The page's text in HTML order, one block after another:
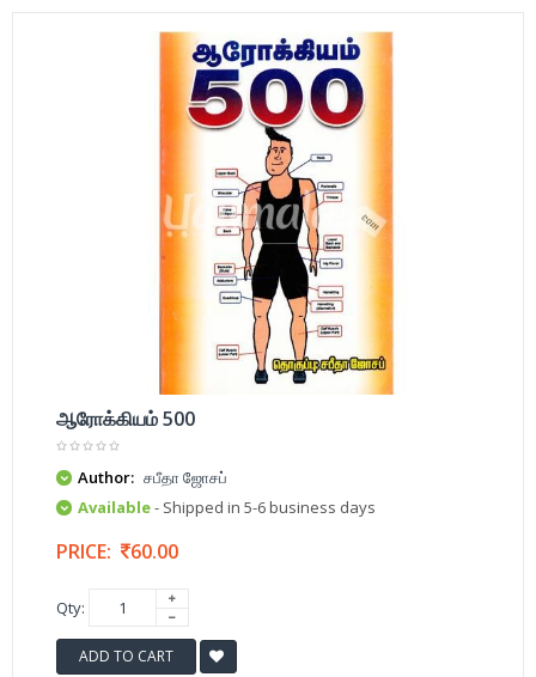
ஆரோக்கியம் 500
Author: சபீதா ஜோசப்
Available- Shipped in 5-6 business days
PRICE: 60.00
Qty:
ADD TO CART